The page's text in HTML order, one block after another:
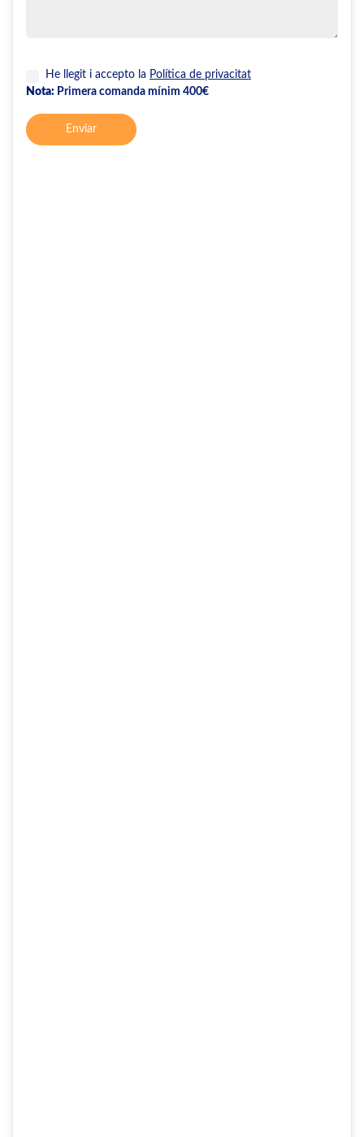
He llegit i accepto la Política de privacitat
Nota: Primera comanda mínim 400€
Enviar